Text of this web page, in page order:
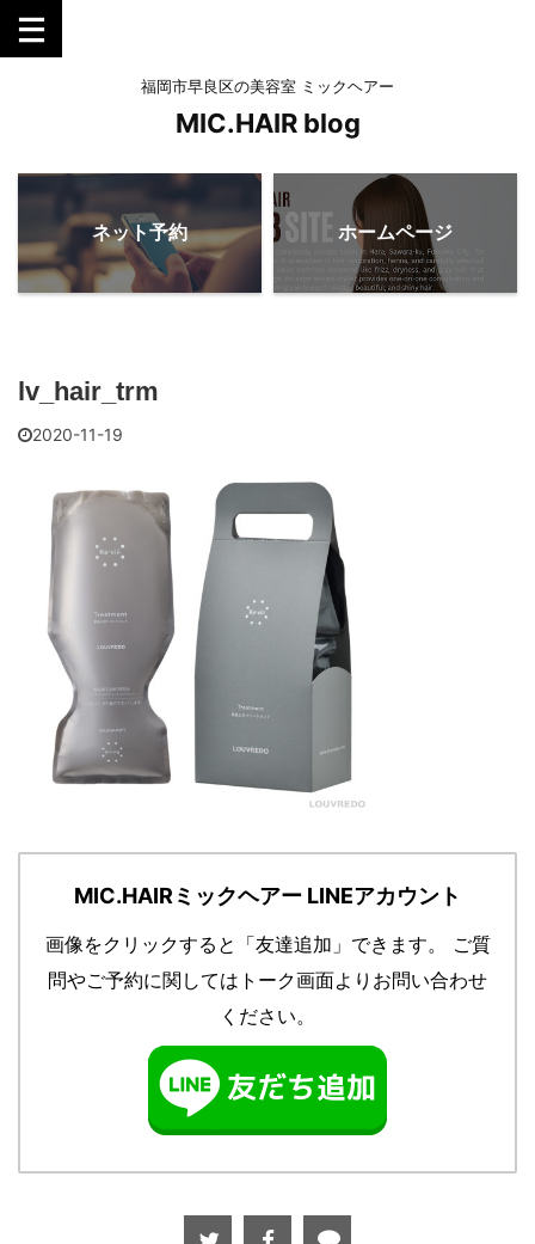
福岡市早良区の美容室 ミックヘアー
MIC.HAIR blog
ネット予約 ホームページ
lv_hair_trm
2020-11-19
MIC.HAIRミックヘアー LINEアカウント
画像をクリックすると「友達追加」できます。
ご質
問やご予約に関してはトーク画面よりお問い合わせ
ください。